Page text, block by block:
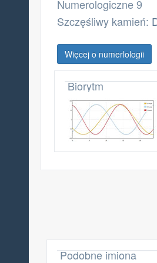
Numerologiczne 9
Szczęśliwy kamień:
Więcej o numerlologii
Biorytm
Podobne imiona